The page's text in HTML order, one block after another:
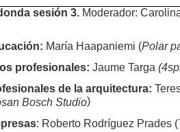
sesión 3. Moderador:
María Haapaniemi (Polar
profesionales: Jaume Targa
de la arquitectura:
Bosch Studio)
: Roberto Rodríguez Prades (